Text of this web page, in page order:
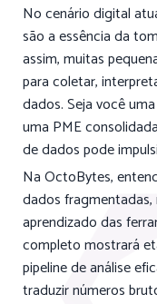
No cenário digital
são a essência da
assim, muitas
para coletar,
dados. Seja você
uma PME
de dados pode
Na OctoBytes,
dados
aprendizado das
completo mostrará
pipeline de análise
traduzir números